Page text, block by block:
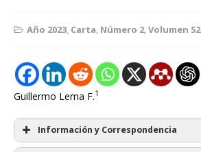
Año 2023, Carta, Número 2,Volumen 52
Guillermo Lema F.1
Información y Correspondencia